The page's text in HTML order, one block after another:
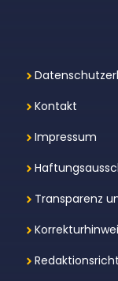
Kontakt
Impressum
Transparenz